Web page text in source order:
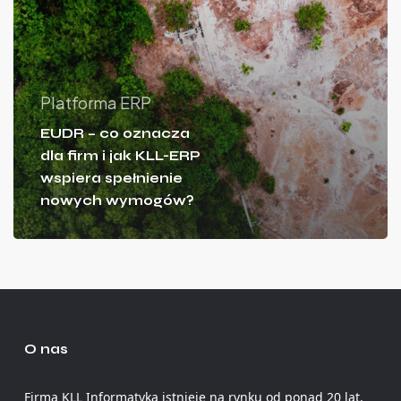
Platforma ERP
EUDR – co oznacza
dla firm i jak KLL-ERP
wspiera spełnienie
nowych wymogów?
O nas
Firma KLL Informatyka istnieje na rynku od ponad 20 lat.